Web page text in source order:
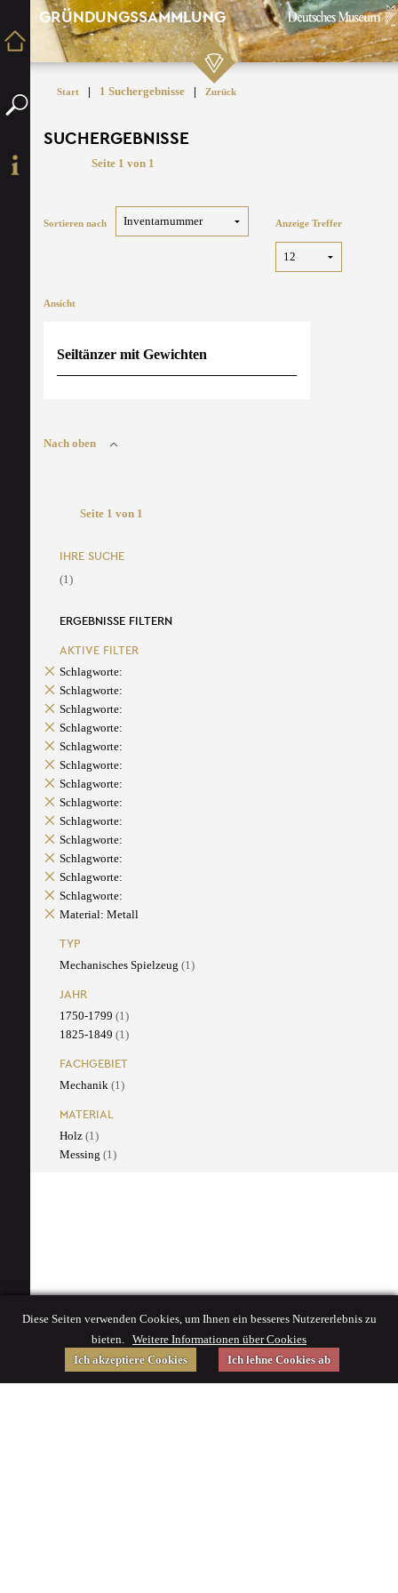
GRÜNDUNGSSAMMLUNG
Start | 1 Suchergebnisse | Zurück
SUCHERGEBNISSE
Seite 1 von 1
Sortieren nach Anzeige Treffer
Ansicht
Seiltänzer mit Gewichten
Nach oben
Seite 1 von 1
IHRE SUCHE
(1)
ERGEBNISSE FILTERN
AKTIVE FILTER
Schlagworte:
Schlagworte:
Schlagworte:
Schlagworte:
Schlagworte:
Schlagworte:
Schlagworte:
Schlagworte:
Schlagworte:
Schlagworte:
Schlagworte:
Schlagworte:
Schlagworte:
Material: Metall
TYP
Mechanisches Spielzeug (1)
JAHR
1750-1799 (1)
1825-1849 (1)
FACHGEBIET
Mechanik (1)
MATERIAL
Holz (1)
Messing (1)
Diese Seiten verwenden Cookies, um Ihnen ein besseres Nutzererlebnis zu
bieten. Weitere Informationen über Cookies
Ich akzeptiere Cookies
Ich lehne Cookies ab